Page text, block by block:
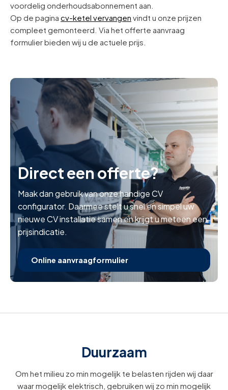
voordelig onderhoudsabonnement aan.
Op de pagina cv-ketel vervangen vindt u onze prijzen
compleet gemonteerd. Via het offerte aanvraag
formulier bieden wij u de actuele prijs.
Direct een offerte?
Maak dan gebruik van onze handige CV
configurator. Daarmee stelt u snel en simpel uw
nieuwe CV installatie samen en krijgt u meteen een
prijsindicatie.
Online aanvraagformulier
Duurzaam
Om het milieu zo min mogelijk te belasten rijden wij daar
waar mogelijk elektrisch, gebruiken wij zo min mogelijk